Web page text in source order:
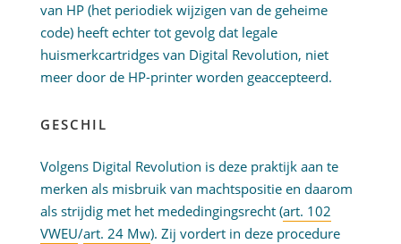
van HP (het periodiek wijzigen van de geheime
code) heeft echter tot gevolg dat legale
huismerkcartridges van Digital Revolution, niet
meer door de HP-printer worden geaccepteerd.
GESCHIL
Volgens Digital Revolution is deze praktijk aan te
merken als misbruik van machtspositie en daarom
als strijdig met het mededingingsrecht (art. 102
VWEU/art. 24 Mw). Zij vordert in deze procedure